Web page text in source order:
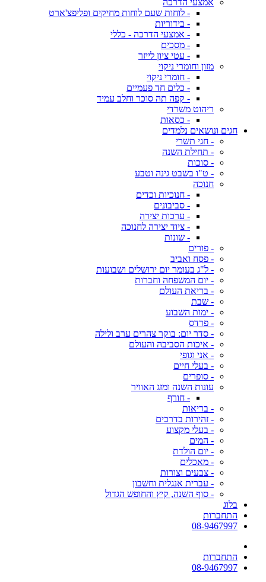
אמצעי הדרכה
- לוחות שעם לוחות מחיקים ופליפצ'ארט
- בידוריות
- אמצעי הדרכה - כללי
- מסכים
- עטי ציון לייזר
מזון וחומרי ניקוי
- חומרי ניקוי
- כלים חד פעמיים
- קפה תה סוכר וחלב עמיד
ריהוט משרדי
- כסאות
חגים ונושאים נלמדים
- חגי תשרי
- תחילת השנה
- סוכות
- ט"ו בשבט גינה וטבע
חנוכה
- חנוכיות וכדים
- סביבונים
- ערכות יצירה
- ציוד יצירה לחנוכה
- שונות
- פורים
- פסח ואביב
- ל"ג בעומר יום ירושלים ושבועות
- יום המשפחה וחברות
- בריאת העולם
- שבת
- ימות השבוע
- פרדס
- סדר יום: בוקר צהרים ערב ולילה
- איכות הסביבה והעולם
- אני וגופי
- בעלי חיים
- סופרים
עונות השנה ומזג האוויר
- חורף
- בריאות
- זהירות בדרכים
- בעלי מקצוע
- המים
- יום הולדת
- מאכלים
- צבעים וצורות
- עברית אנגלית וחשבון
- סוף השנה, קיץ והחופש הגדול
בלוג
התחברות
08-9467997
התחברות
08-9467997